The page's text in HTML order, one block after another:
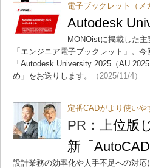
電子ブックレット（メ
Autodesk
MONOistに掲載した
「エンジニア電子ブックレット」。
「Autodesk University 2025（AU
め」をお送りします。
（2025/11/4）
定番CADがより使いや
PR：
上位
新「
設計業務の効率化や人手不足への対